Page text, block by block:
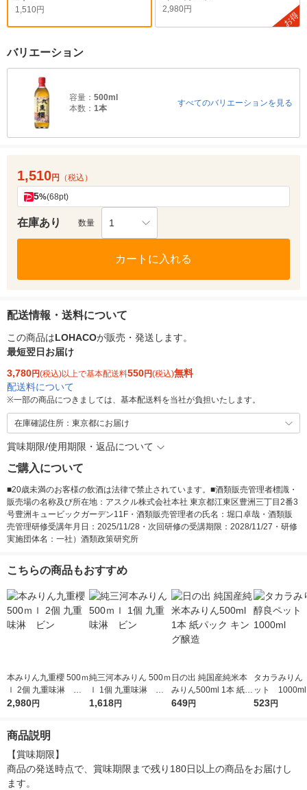
1,510円
2,980円
お得
バリエーション
容量： 500ml
本数： 1本
すべてのバリエーションを見る
1,510円 （税込）
5%(68pt)
在庫あり 数量 1
カートに入れる
配送情報・送料について
この商品はLOHACOが販売・発送します。
最短翌日お届け
3,780円(税込)以上で基本配送料550円(税込)無料
配送料について
※一部の商品につきましては、基本配送料を当社が負担いたします。
在庫確認住所：東京都にお届け
賞味期限/使用期限・返品について
ご購入について
■20歳未満のお客様の飲酒は法律で禁止されています。■酒類販売管理者標識・
販売場の名称及び所在地：アスクル株式会社本社 東京都江東区豊洲三丁目2番3
号豊洲キュービックガーデン11F・酒類販売管理者の氏名：堀口卓哉・酒類販
売管理研修受講年月日：2025/11/28・次回研修の受講期限：2028/11/27・研修
実施団体名：一社）酒類政策研究所
こちらの商品もおすすめ
本みりん九重櫻 500ｍ
ｌ 2個 九重味淋 ビ
ン
2,980円
純三河本みりん 500ｍ
ｌ 1個 九重味淋 ビ
ン
1,618円
日の出 純国産純米本
みりん500ml 1本 紙パ
ック キング醸造
649円
タカラみり
ット 1000ml
523円
商品説明
【賞味期限】
商品の発送時点で、賞味期限まで残り180日以上の商品をお届けし
ます。